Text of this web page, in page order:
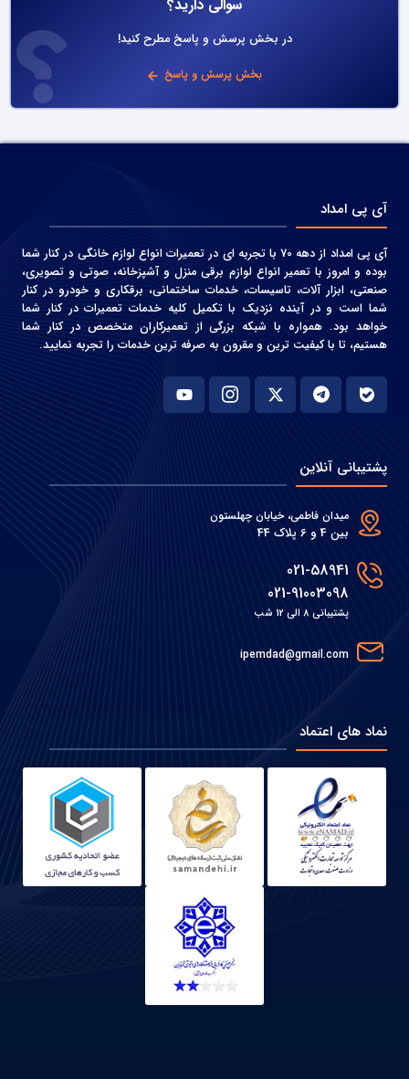
سوالی دارید؟
در بخش پرسش و پاسخ مطرح کنید!
بخش پرسش و پاسخ
آی پی امداد
آی پی امداد از دهه 70 با تجربه ای در تعمیرات انواع لوازم خانگی در کنار شما
بوده و امروز با تعمیر انواع لوازم برقی منزل و آشپزخانه، صوتی و‌ تصویری،
صنعتی، ابزار آلات، تاسیسات، خدمات ساختمانی، برقکاری و خودرو در کنار
شما است و در آینده نزدیک با تکمیل کلیه خدمات تعمیرات در کنار شما
خواهد بود. همواره با شبکه بزرگی از تعمیرکاران متخصص در کنار شما
هستیم، تا با کیفیت ترین و مقرون به صرفه ترین خدمات را تجربه نمایید.
پشتیبانی آنلاین
میدان فاطمی، خیابان چهلستون
بین 4 و 6 پلاک 44
021-58941
021-91003098
پشتیبانی 8 الی 12 شب
ipemdad@gmail.com
نماد های اعتماد